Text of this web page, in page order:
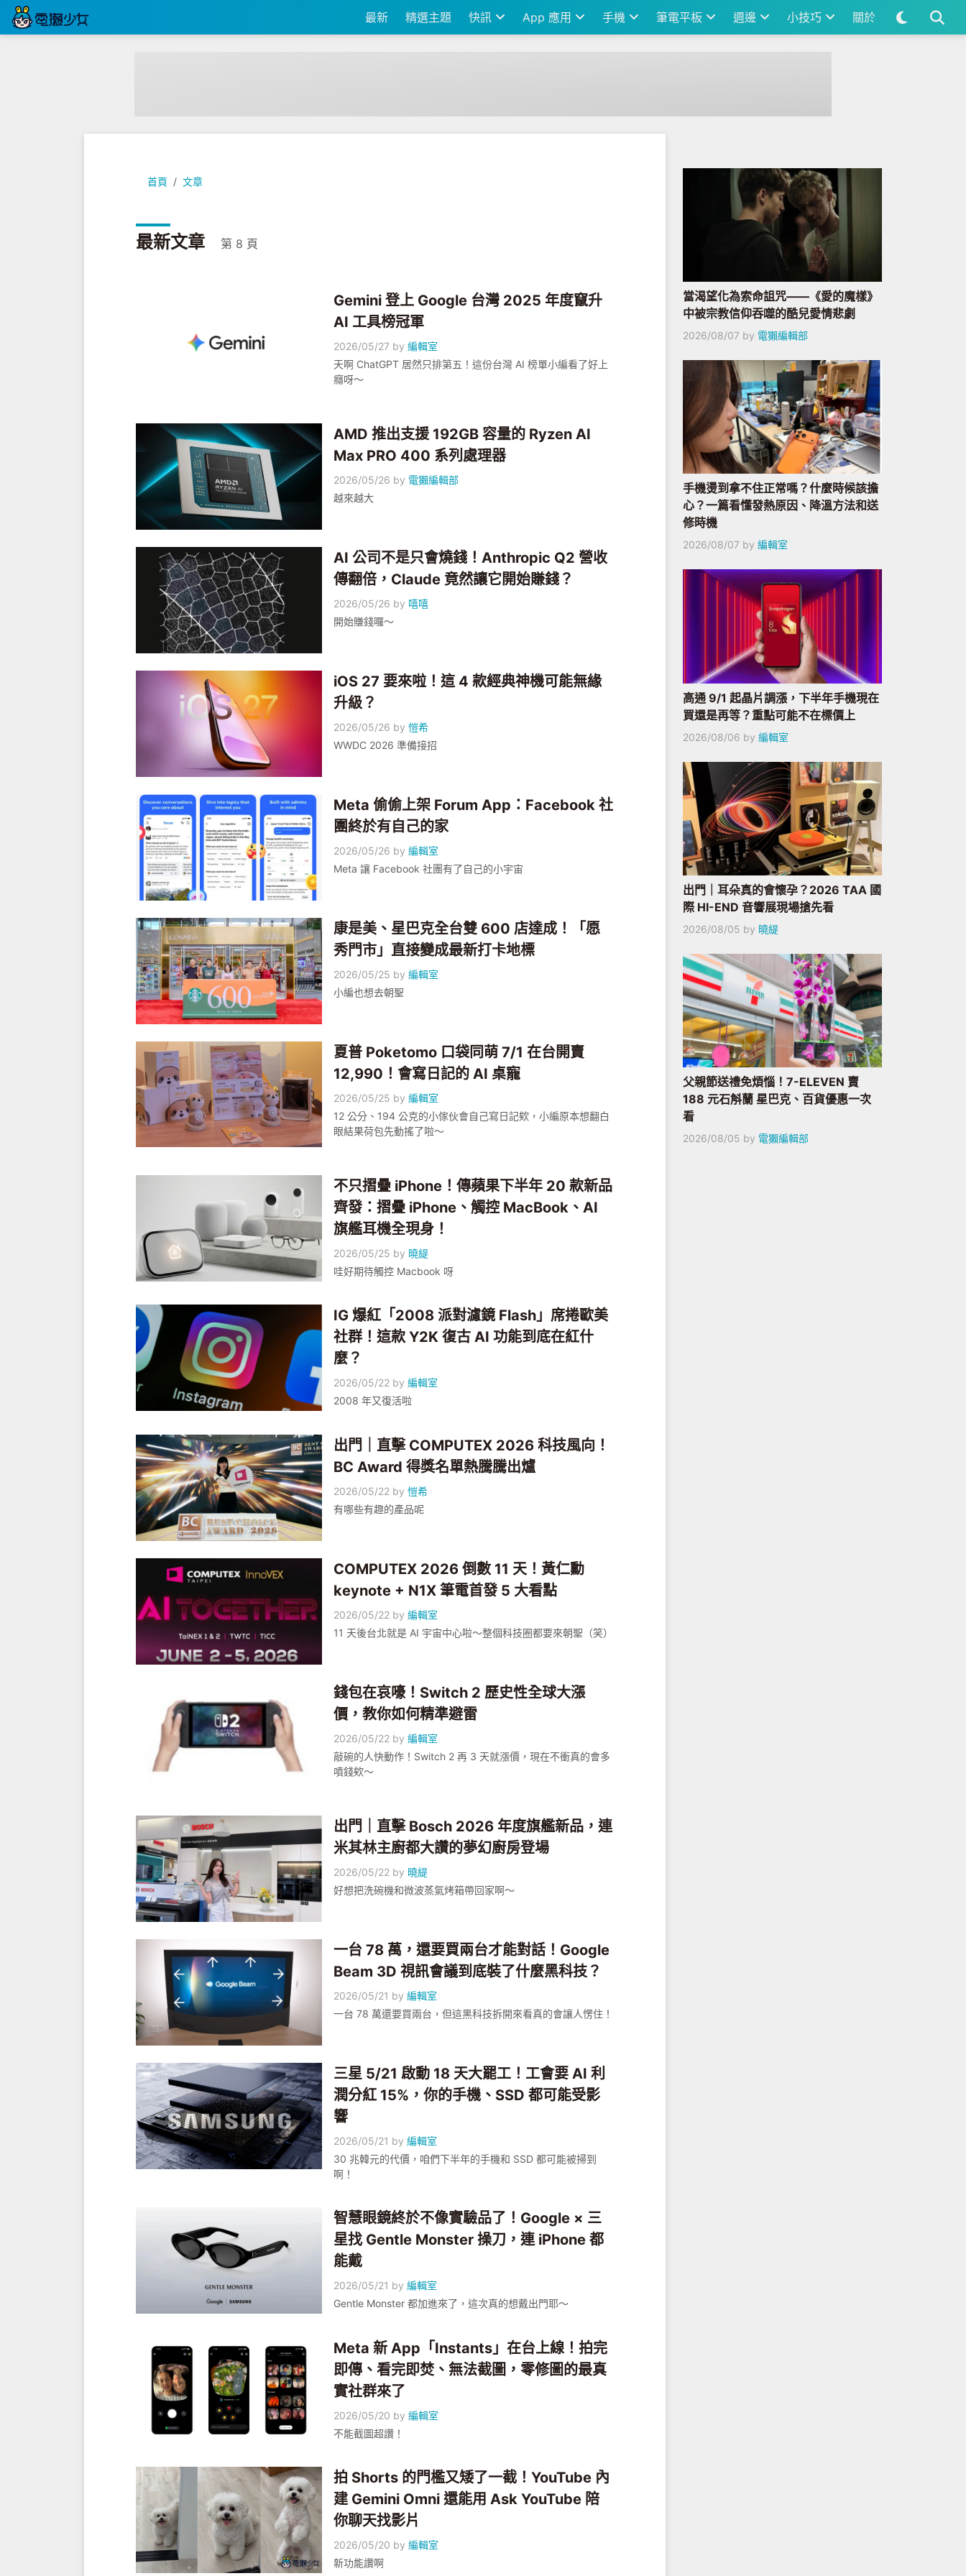
最新 精選主題 快訊 App 應用 手機 筆電平板 週邊 小技巧 關於
首頁 文章
最新文章 第 8 頁
Gemini 登上 Google 台灣 2025 年度竄升
AI 工具榜冠軍
2026/05/27 by編輯室
天啊 ChatGPT 居然只排第五！這份台灣 AI 榜單小編看了好上
癮呀～
AMD 推出支援 192GB 容量的 Ryzen AI
Max PRO 400 系列處理器
2026/05/26 by 電獺編輯部
越來越大
AI 公司不是只會燒錢！Anthropic Q2 營收
傳翻倍，Claude 竟然讓它開始賺錢？
2026/05/26 by 嘻嘻
開始賺錢囉～
iOS 27 要來啦！這 4 款經典神機可能無緣
升級？
2026/05/26 by愷希
WWDC 2026 準備接招
Meta 偷偷上架 Forum App：Facebook 社
團終於有自己的家
2026/05/26 by編輯室
Meta 讓 Facebook 社團有了自己的小宇宙
康是美、星巴克全台雙 600 店達成！「愿
秀門市」直接變成最新打卡地標
2026/05/25 by編輯室
小編也想去朝聖
夏普 Poketomo 口袋同萌 7/1 在台開賣
12,990！會寫日記的 AI 桌寵
2026/05/25 by編輯室
12 公分、194 公克的小傢伙會自己寫日記欸，小編原本想翻白
眼結果荷包先動搖了啦～
不只摺疊 iPhone！傳蘋果下半年 20 款新品
齊發：摺疊 iPhone、觸控 MacBook、AI
旗艦耳機全現身！
2026/05/25 by 曉緹
哇好期待觸控 Macbook 呀
IG 爆紅「2008 派對濾鏡 Flash」席捲歐美
社群！這款 Y2K 復古 AI 功能到底在紅什
麼？
2026/05/22 by編輯室
2008 年又復活啦
出門｜直擊 COMPUTEX 2026 科技風向！
BC Award 得獎名單熱騰騰出爐
2026/05/22 by愷希
有哪些有趣的產品呢
COMPUTEX 2026 倒數 11 天！黃仁勳
keynote + N1X 筆電首發 5 大看點
2026/05/22 by編輯室
11 天後台北就是 AI 宇宙中心啦～整個科技圈都要來朝聖（笑）
錢包在哀嚎！Switch 2 歷史性全球大漲
價，教你如何精準避雷
2026/05/22 by編輯室
敲碗的人快動作！Switch 2 再 3 天就漲價，現在不衝真的會多
噴錢欸～
出門｜直擊 Bosch 2026 年度旗艦新品，連
米其林主廚都大讚的夢幻廚房登場
2026/05/22 by 曉緹
好想把洗碗機和微波蒸氣烤箱帶回家啊～
一台 78 萬，還要買兩台才能對話！Google
Beam 3D 視訊會議到底裝了什麼黑科技？
2026/05/21 by編輯室
一台 78 萬還要買兩台，但這黑科技拆開來看真的會讓人愣住！
三星 5/21 啟動 18 天大罷工！工會要 AI 利
潤分紅 15%，你的手機、SSD 都可能受影
響
2026/05/21 by編輯室
30 兆韓元的代價，咱們下半年的手機和 SSD 都可能被掃到
啊！
智慧眼鏡終於不像實驗品了！Google × 三
星找 Gentle Monster 操刀，連 iPhone 都
能戴
2026/05/21 by編輯室
Gentle Monster 都加進來了，這次真的想戴出門耶～
Meta 新 App「Instants」在台上線！拍完
即傳、看完即焚、無法截圖，零修圖的最真
實社群來了
2026/05/20 by編輯室
不能截圖超讚！
拍 Shorts 的門檻又矮了一截！YouTube 內
建 Gemini Omni 還能用 Ask YouTube 陪
你聊天找影片
2026/05/20 by編輯室
新功能讚啊
當渴望化為索命詛咒——《愛的魔樣》
中被宗教信仰吞噬的酷兒愛情悲劇
2026/08/07 by 電獺編輯部
手機燙到拿不住正常嗎？什麼時候該擔
心？一篇看懂發熱原因、降溫方法和送
修時機
2026/08/07 by 編輯室
高通 9/1 起晶片調漲，下半年手機現在
買還是再等？重點可能不在標價上
2026/08/06 by 編輯室
出門｜耳朵真的會懷孕？2026 TAA 國
際 HI-END 音響展現場搶先看
2026/08/05 by 曉緹
父親節送禮免煩惱！7-ELEVEN 賣
188 元石斛蘭 星巴克、百貨優惠一次
看
2026/08/05 by 電獺編輯部